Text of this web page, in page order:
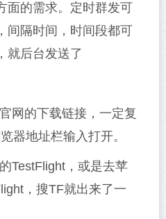
面的需求。定时群发可
间隔时间，时间段都可
就后台发送了
网的下载链接，一定复
器地址栏输入打开。
TestFlight，或是去苹
，搜TF就出来了一